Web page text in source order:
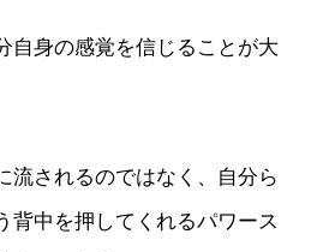
自身の感覚を信じることが大
流されるのではなく、自分ら
背中を押してくれるパワース